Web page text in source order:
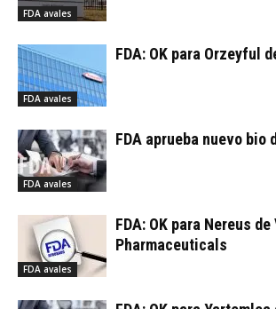
FDA avales
FDA avales
FDA: OK para Orzeyful
FDA avales
FDA aprueba nuevo bio
FDA avales
FDA: OK para Nereus de
Pharmaceuticals